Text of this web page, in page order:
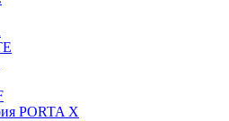
PORTA X